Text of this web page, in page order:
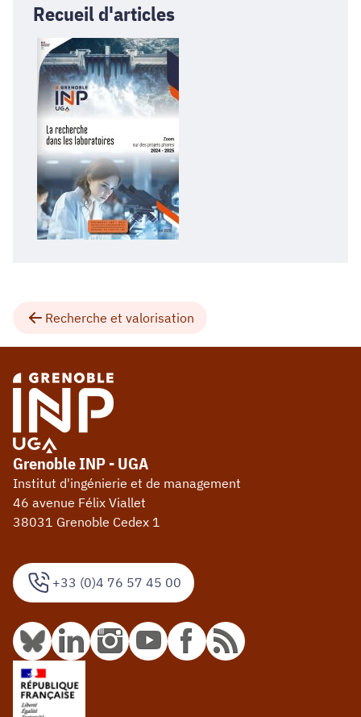
Recueil d'articles
Recherche et valorisation
+33 (0)4 76 57 45 00
Grenoble INP - UGA
Institut d'ingénierie et de management
46 avenue Félix Viallet
38031 Grenoble Cedex 1